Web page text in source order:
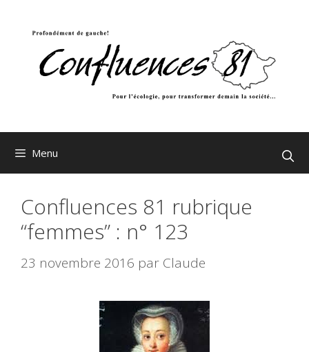
Menu
Confluences 81 rubrique
“femmes” : n° 123
23 novembre 2016 par Claude